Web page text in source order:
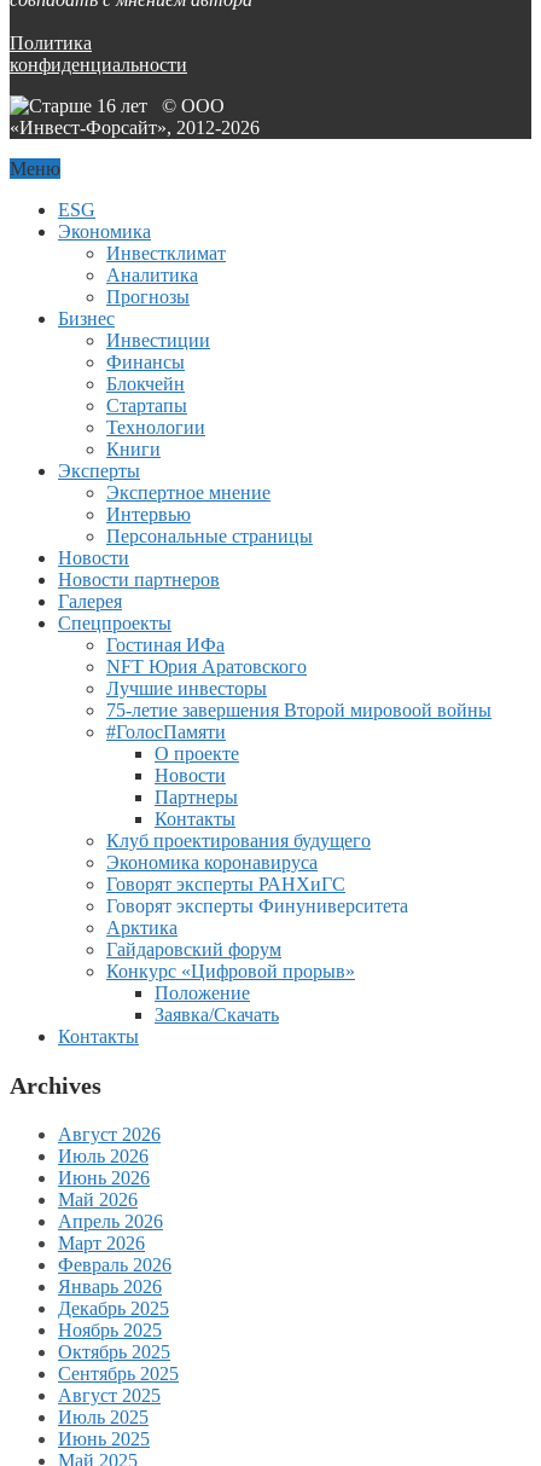
Политика
конфиденциальности
© ООО
«Инвест-Форсайт», 2012-2026
Меню
ESG
Экономика
Инвестклимат
Аналитика
Прогнозы
Бизнес
Инвестиции
Финансы
Блокчейн
Стартапы
Технологии
Книги
Эксперты
Экспертное мнение
Интервью
Персональные страницы
Новости
Новости партнеров
Галерея
Спецпроекты
Гостиная ИФа
NFT Юрия Аратовского
Лучшие инвесторы
75-летие завершения Второй мировоой войны
#ГолосПамяти
О проекте
Новости
Партнеры
Контакты
Клуб проектирования будущего
Экономика коронавируса
Говорят эксперты РАНХиГС
Говорят эксперты Финуниверситета
Арктика
Гайдаровский форум
Конкурс «Цифровой прорыв»
Положение
Заявка/Скачать
Контакты
Archives
Август 2026
Июль 2026
Июнь 2026
Май 2026
Апрель 2026
Март 2026
Февраль 2026
Январь 2026
Декабрь 2025
Ноябрь 2025
Октябрь 2025
Сентябрь 2025
Август 2025
Июль 2025
Июнь 2025
Май 2025